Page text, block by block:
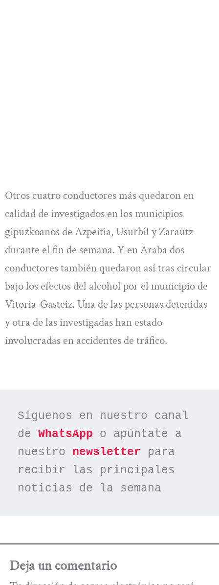
Otros cuatro conductores más quedaron en
calidad de investigados en los municipios
gipuzkoanos de Azpeitia, Usurbil y Zarautz
durante el fin de semana. Y en Araba dos
conductores también quedaron así tras circular
bajo los efectos del alcohol por el municipio de
Vitoria-Gasteiz. Una de las personas detenidas
y otra de las investigadas han estado
involucradas en accidentes de tráfico.
Síguenos en nuestro canal
de WhatsApp o apúntate a
nuestro newsletter para
recibir las principales
noticias de la semana
Deja un comentario